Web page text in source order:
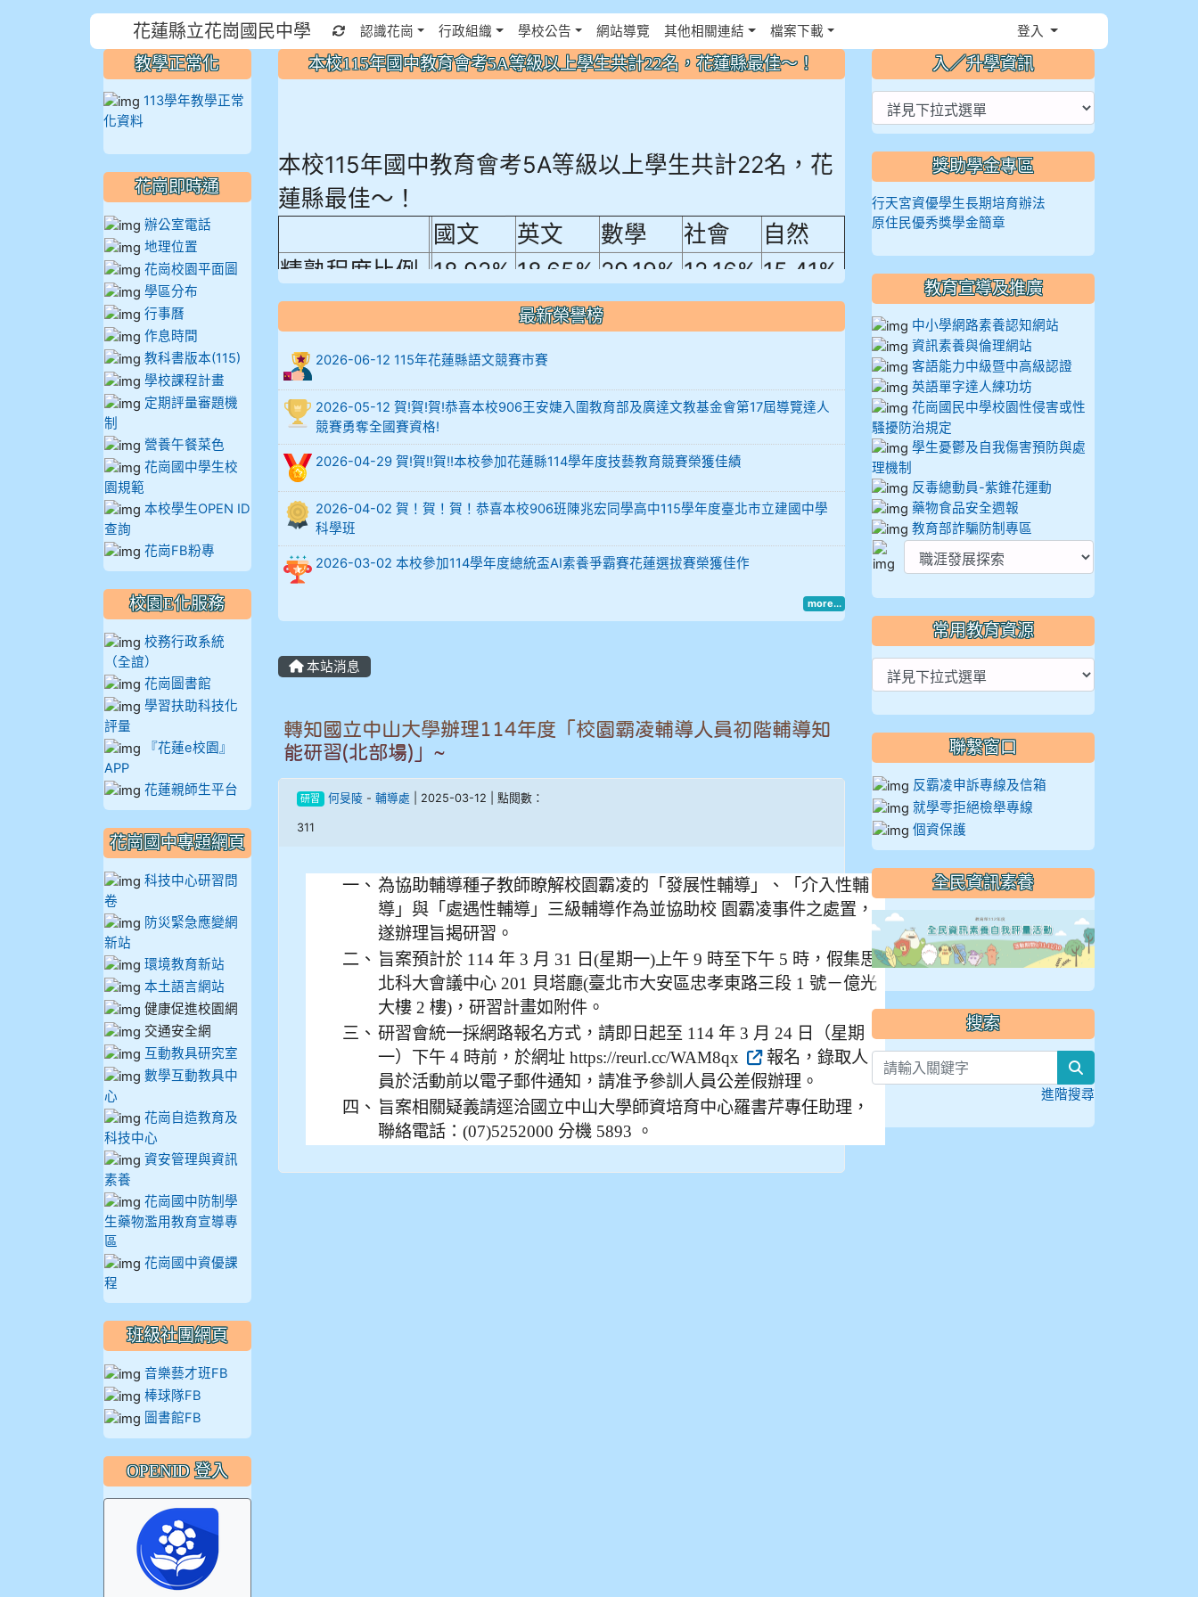
花蓮縣立花崗國民中學 重新取得佈景設定
認識花崗 行政組織 學校公告 網站導覽 其他相關連結 檔案下載 登入
本校115年國中教育會考5A等級以上學生共計22名，花蓮縣最佳～！
本校115年國中教育會考5A等級以上學生共計22名，花
蓮縣最佳～！
國文 英文 數學 社會 自然
精熟程度比例 18.92% 18.65% 29.19% 12.16% 15.41%
912余 嘉 5A10+
914謝佩臻 5A10+
902蘇奕愷
903陳品帆
904彭子庭
905蔣昇和
907張晏寧
908彭主豪
909林柏翰
910謝尚橙
910溫婕伶
912彭子宸
最新榮譽榜
2026-06-12 115年花蓮縣語文競賽市賽
2026-05-12 賀!賀!賀!恭喜本校906王安婕入圍教育部及廣達文教基金會第17屆導覽達人
競賽勇奪全國賽資格!
2026-04-29 賀!賀!!賀!!本校參加花蓮縣114學年度技藝教育競賽榮獲佳績
2026-04-02 賀！賀！賀！恭喜本校906班陳兆宏同學高中115學年度臺北市立建國中學
科學班
2026-03-02 本校參加114學年度總統盃AI素養爭霸賽花蓮選拔賽榮獲佳作
more...
本站消息
轉知國立中山大學辦理114年度「校園霸凌輔導人員初階輔導知
能研習(北部場)」~
研習 何旻陵- 輔導處 | 2025-03-12 | 點閱數：
311
一、 為協助輔導種子教師瞭解校園霸凌的「發展性輔導」、「介入性輔
導」與「處遇性輔導」三級輔導作為並協助校 園霸凌事件之處置，
遂辦理旨揭研習。
二、 旨案預計於 114 年 3 月 31 日(星期一)上午 9 時至下午 5 時，假集思
北科大會議中心 201 貝塔廳(臺北市大安區忠孝東路三段 1 號－億光
大樓 2 樓)，研習計畫如附件。
三、 研習會統一採網路報名方式，請即日起至 114 年 3 月 24 日（星期
一）下午 4 時前，於網址 https://reurl.cc/WAM8qx
報名，錄取人
員於活動前以電子郵件通知，請准予參訓人員公差假辦理。
四、 旨案相關疑義請逕洽國立中山大學師資培育中心羅書芹專任助理，
聯絡電話：(07)5252000 分機 5893 。
教學正常化
113學年教學正常
化資料
花崗即時通
辦公室電話
地理位置
花崗校園平面圖
學區分布
行事曆
作息時間
教科書版本(115)
學校課程計畫
定期評量審題機
制
營養午餐菜色
花崗國中學生校
園規範
本校學生OPEN ID
查詢
花崗FB粉專
校園E化服務
校務行政系統
（全誼）
花崗圖書館
學習扶助科技化
評量
『花蓮e校園』
APP
花蓮親師生平台
花崗國中專題網頁
科技中心研習問
卷
防災緊急應變網
新站
環境教育新站
本土語言網站
健康促進校園網
交通安全網
互動教具研究室
數學互動教具中
心
花崗自造教育及
科技中心
資安管理與資訊
素養
花崗國中防制學
生藥物濫用教育宣導專
區
花崗國中資優課
程
班級社團網頁
音樂藝才班FB
棒球隊FB
圖書館FB
OPENID 登入
入／升學資訊
獎助學金專區
行天宮資優學生長期培育辦法
原住民優秀獎學金簡章
教育宣導及推廣
中小學網路素養認知網站
資訊素養與倫理網站
客語能力中級暨中高級認證
英語單字達人練功坊
花崗國民中學校園性侵害或性
騷擾防治規定
學生憂鬱及自我傷害預防與處
理機制
反毒總動員-紫錐花運動
藥物食品安全週報
教育部詐騙防制專區
常用教育資源
聯繫窗口
反霸凌申訴專線及信箱
就學零拒絕檢舉專線
個資保護
全民資訊素養
搜索
進階搜尋